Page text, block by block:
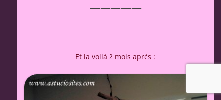
—————
Et la voilà 2 mois après :